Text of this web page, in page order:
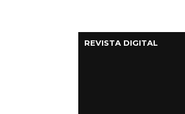
REVISTA DIGITAL